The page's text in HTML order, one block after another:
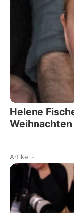
Helene
Weihnachten
Artikel -